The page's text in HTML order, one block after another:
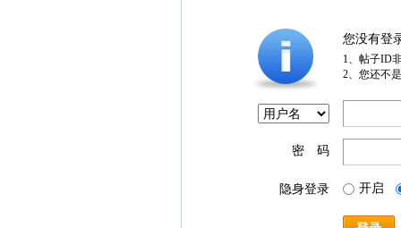
您没有登
1、帖子ID
2、您还不
密 码
隐身登录 开启